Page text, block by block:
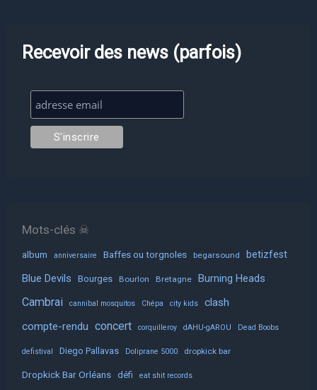
Recevoir des news (parfois)
Mots-clés ☠
album anniversaire Baffes ou torgnoles begarsound betizfest
Blue Devils Bourges Bourlon Bretagne Burning Heads
Cambrai cannibal mosquitos Chépa city kids
clash
compte-rendu concert corquilleroy dAHU-gAROU Dead Boobs
defistival Diego Pallavas Doliprane 5000 dropkick bar
Dropkick Bar Orléans défi eat shit records